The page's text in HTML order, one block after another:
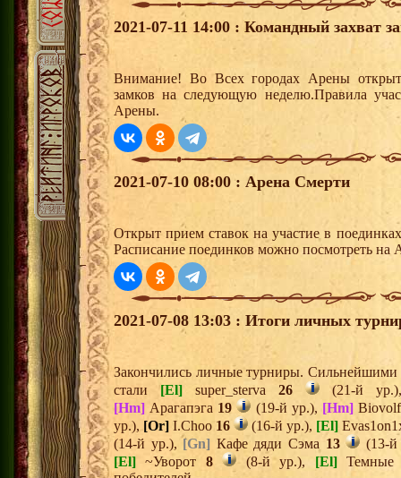
2021-07-11 14:00 : Командный захват
Внимание! Во Всех городах Арены
замков на следующую неделю.Правила
Арены.
2021-07-10 08:00 : Арена Смерти
Открыт прием ставок на участие в
Расписание поединков можно посмотреть на
2021-07-08 13:03 : Итоги личных
Закончились личные турниры. Сильнейшими
стали[El] super_sterva 26
(21-й
[Hm] Арагапэга 19 (19-й ур.), [Hm]
ур.), [Or] I.Choo 16 (16-й ур.), [El]
(14-й ур.), [Gn] Кафе дяди Сэма 13
(13-
[El] ~Уворот 8 (8-й ур.), [El]Темные